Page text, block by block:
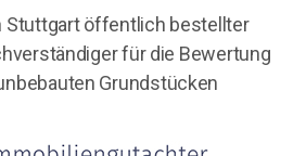
Stuttgart öffentlich bestellter
für die Bewertung
Grundstücken